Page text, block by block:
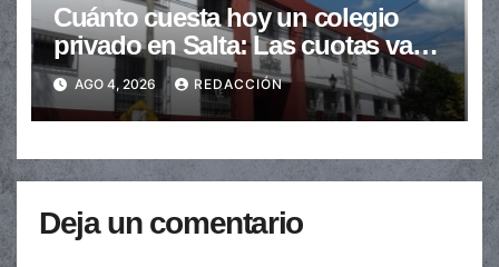
Cuánto cuesta hoy un colegio
privado en Salta: Las cuotas van
de $110.000 a más de $600.000
AGO 4, 2026 REDACCIÓN
Deja un comentario